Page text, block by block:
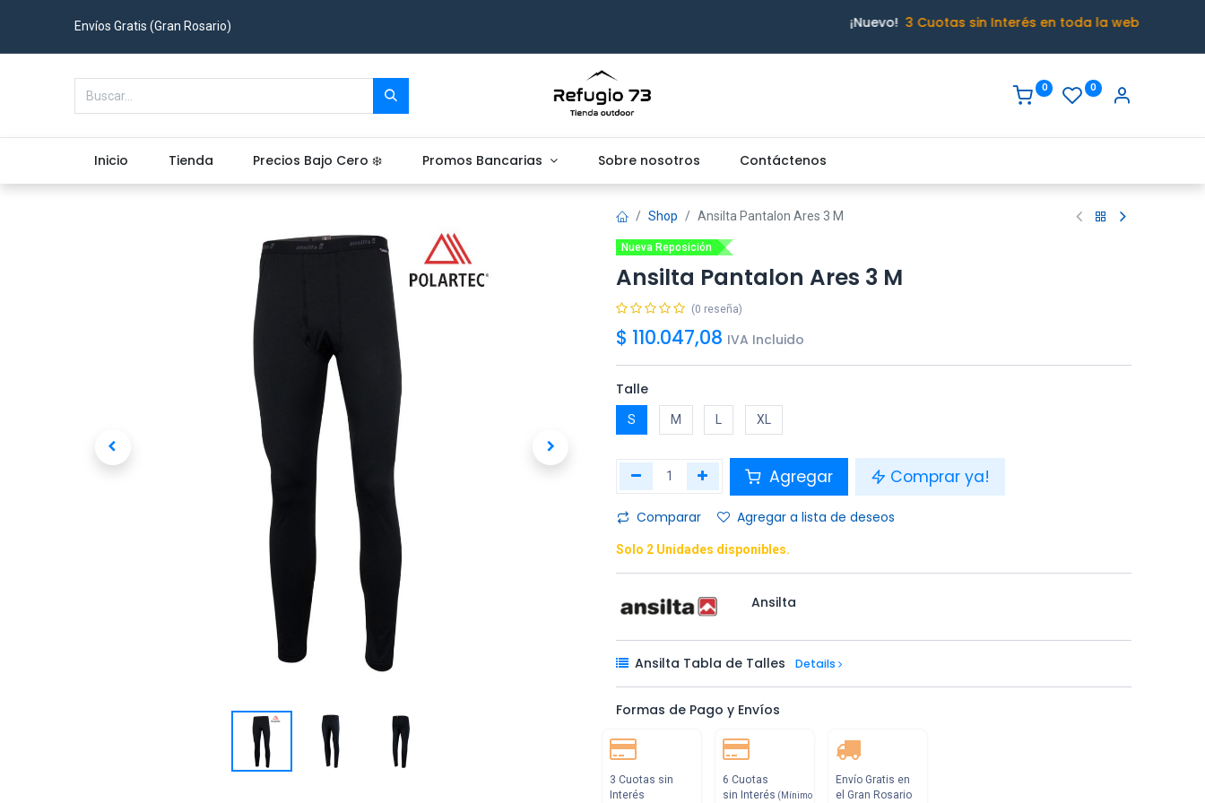
Envíos Gratis (Gran Rosario) ¡Nuevo! 3 Cuotas sin Interés en toda la web
0 0
Inicio Tienda Precios Bajo Cero ❄️ Promos Bancarias Sobre nosotros Contáctenos
Shop Ansilta Pantalon Ares 3 M
Nueva Reposición
Ansilta Pantalon Ares 3 M
(0 reseña)
$ 110.047,08 IVA Incluido
Talle
S M XL
Agregar Comprar ya!
Comparar Agregar a lista de deseos
Solo 2 Unidades disponibles.
Ansilta
Ansilta Tabla de Talles Details
Formas de Pago y Envíos
3 Cuotas sin
Interés
6 Cuotas
sin Interés (Mínimo
Envío Gratis en
el Gran Rosario